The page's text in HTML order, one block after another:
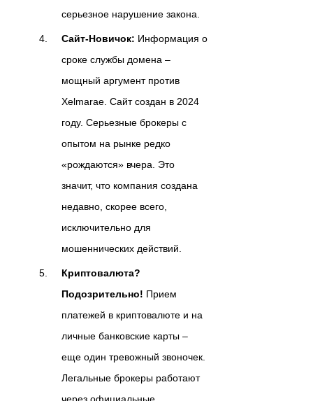
серьезное нарушение закона.
Сайт-Новичок: Информация о
сроке службы домена –
мощный аргумент против
Xelmarae. Сайт создан в 2024
году. Серьезные брокеры с
опытом на рынке редко
«рождаются» вчера. Это
значит, что компания создана
недавно, скорее всего,
исключительно для
мошеннических действий.
Криптовалюта?
Подозрительно! Прием
платежей в криптовалюте и на
личные банковские карты –
еще один тревожный звоночек.
Легальные брокеры работают